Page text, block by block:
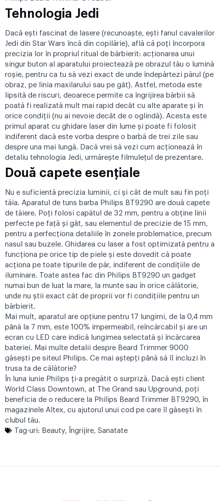
Tehnologia Jedi
Dacă ești fascinat de lasere (recunoaște, ești fanul cavalerilor
Jedi din Star Wars încă din copilărie), află că poți încorpora
precizia lor în propriul ritual de bărbierit: acționarea unui
singur buton al aparatului proiectează pe obrazul tău o lumină
roșie, pentru ca tu să vezi exact de unde îndepărtezi părul (pe
obraz, pe linia maxilarului sau pe gât). Astfel, metoda este
lipsită de riscuri, deoarece permite ca îngrijirea bărbii să
poată fi realizată mult mai rapid decât cu alte aparate și în
orice condiții (nu ai nevoie decât de o oglindă). Acesta este
primul aparat cu ghidare laser din lume și poate fi folosit
indiferent dacă este vorba despre o barbă de trei zile sau
despre una mai lungă. Dacă vrei să vezi cum acționează în
detaliu tehnologia Jedi, urmărește filmulețul de prezentare.
Două capete esențiale
Nu e suficientă precizia luminii, ci și cât de mult sau fin poți
tăia. Aparatul de tuns barba Philips BT9290 are două capete
de tăiere. Poți folosi capătul de 32 mm, pentru a obține linii
perfecte pe față și gât, sau elementul de precizie de 15 mm,
pentru a perfecționa detaliile în zonele problematice, precum
nasul sau buzele. Ghidarea cu laser a fost optimizată pentru a
funcționa pe orice tip de piele și este dovedit că poate
acționa pe toate tipurile de păr, indiferent de condițiile de
iluminare. Toate astea fac din Philips BT9290 un gadget
numai bun de luat la mare, la munte sau în orice călătorie,
unde nu știi exact cât de proprii vor fi condițiile pentru un
bărbierit.
Mai mult, aparatul are opțiune pentru 17 lungimi, de la 0,4 mm
până la 7 mm, este 100% impermeabil, reîncărcabil și are un
ecran cu LED care indică lungimea selectată și încărcarea
bateriei. Mai multe detalii despre Beard Trimmer 9000
găsești pe siteul Philips. Ce mai aștepți până să îl incluzi în
trusa ta de călătorie?
În luna iunie Philips ți-a pregătit o surpriză. Dacă ești client
World Class Downtown, at The Grand sau Upground, poți
beneficia de o reducere la Philips Beard Trimmer BT9290, în
magazinele Altex, cu ajutorul unui cod pe care îl găsești în
clubul tău.
Tag-uri: Beauty, Îngrijire, Sanatate